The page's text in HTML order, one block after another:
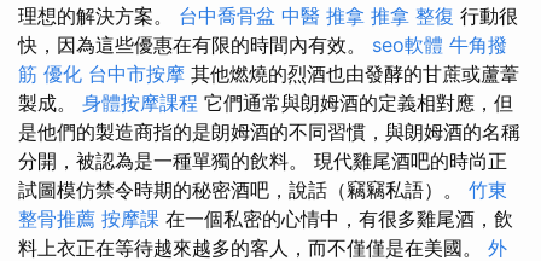
理想的解決方案。 台中喬骨盆 中醫 推拿 推拿 整復 行動很
快，因為這些優惠在有限的時間內有效。 seo軟體 牛角撥
筋 優化 台中市按摩 其他燃燒的烈酒也由發酵的甘蔗或蘆葦
製成。 身體按摩課程 它們通常與朗姆酒的定義相對應，但
是他們的製造商指的是朗姆酒的不同習慣，與朗姆酒的名稱
分開，被認為是一種單獨的飲料。 現代雞尾酒吧的時尚正
試圖模仿禁令時期的秘密酒吧，說話（竊竊私語）。 竹東
整骨推薦 按摩課 在一個私密的心情中，有很多雞尾酒，飲
料上衣正在等待越來越多的客人，而不僅僅是在美國。 外